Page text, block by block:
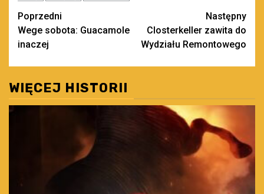
Zobacz
wpisy
Poprzedni
Wege sobota: Guacamole
inaczej
Następny
Closterkeller zawita do
Wydziału Remontowego
WIĘCEJ HISTORII